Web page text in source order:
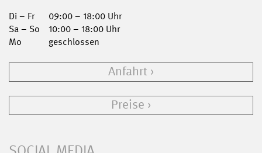
Di – Fr
09:00 – 18:00 Uhr
Sa – So
10:00 – 18:00 Uhr
Mo
geschlossen
Anfahrt
Preise